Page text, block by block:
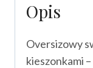
Opis
Oversizowy
kieszonkami